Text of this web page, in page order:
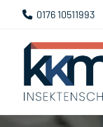
0176 10511993